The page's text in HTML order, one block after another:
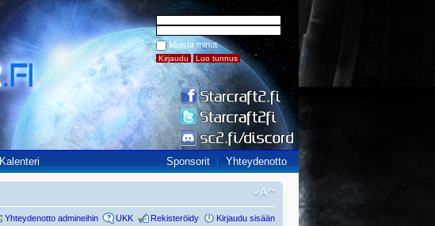
Muista minut
Kalenteri Sponsorit Yhteydenotto
Yhteydenotto admineihin UKK Rekisteröidy Kirjaudu sisään